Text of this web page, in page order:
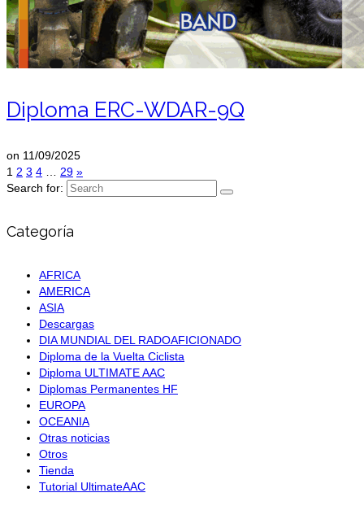
Diploma ERC-WDAR-9Q
on 11/09/2025
1 2 3 4 29 »
Search for:
Categoría
AFRICA
AMERICA
ASIA
Descargas
DIA MUNDIAL DEL RADOAFICIONADO
Diploma de la Vuelta Ciclista
Diploma ULTIMATE AAC
Diplomas Permanentes HF
EUROPA
OCEANIA
Otras noticias
Otros
Tienda
Tutorial UltimateAAC